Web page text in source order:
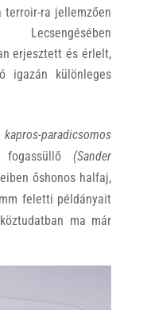
terroir-ra jellemzően
erjesztett és érlelt,
igazán különleges
paradicsomos
(Sander
őshonos halfaj,
feletti példányait
ma már